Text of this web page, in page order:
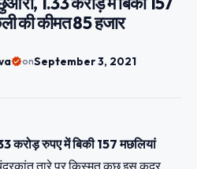
की कीमत 85 हजार
onSeptember 3, 2021
करोड़ रुपए में बिकी 157 मछलियां